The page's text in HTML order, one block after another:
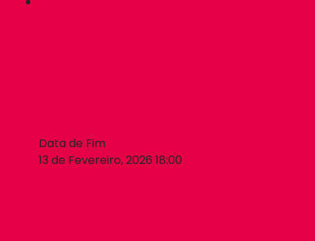
Data de Fim
13 de Fevereiro, 2026 18:00